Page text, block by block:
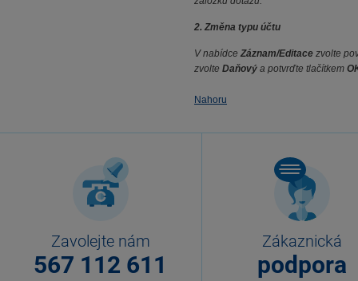
2. Změna typu účtu
V nabídce Záznam/Editace zvolte
zvolte Daňový a potvrďte tlačítkem
Nahoru
Zavolejte nám
567 112 611
Zákaznická
podpora